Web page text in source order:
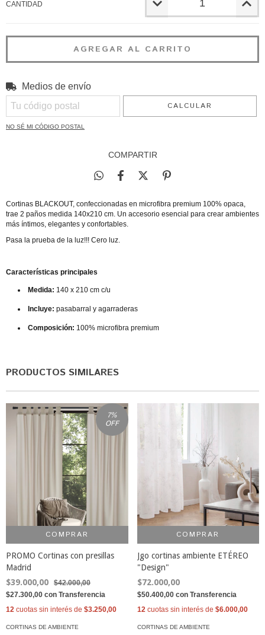
CANTIDAD
Entregas para el CP:
Medios de envío
CALCULAR
NO SÉ MI CÓDIGO POSTAL
COMPARTIR
Cortinas BLACKOUT, confeccionadas en microfibra premium 100% opaca,
trae 2 paños medida 140x210 cm. Un accesorio esencial para crear ambientes
más íntimos, elegantes y confortables.
Pasa la prueba de la luz!!! Cero luz.
Características principales
Medida: 140 x 210 cm c/u
Incluye: pasabarral y agarraderas
Composición: 100% microfibra premium
PRODUCTOS SIMILARES
7%
OFF
COMPRAR
PROMO Cortinas con presillas
Madrid
$39.000,00
$42.000,00
$27.300,00 con Transferencia
12 cuotas sin interés de $3.250,00
CORTINAS DE AMBIENTE
COMPRAR
Jgo cortinas ambiente ETÉREO
"Design"
$72.000,00
$50.400,00 con Transferencia
12 cuotas sin interés de $6.000,00
CORTINAS DE AMBIENTE